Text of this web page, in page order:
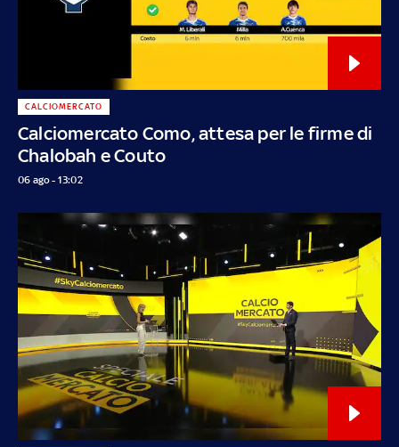
Calciomercato Como, attesa per le firme di
Chalobah e Couto
CALCIOMERCATO
06 ago - 13:02